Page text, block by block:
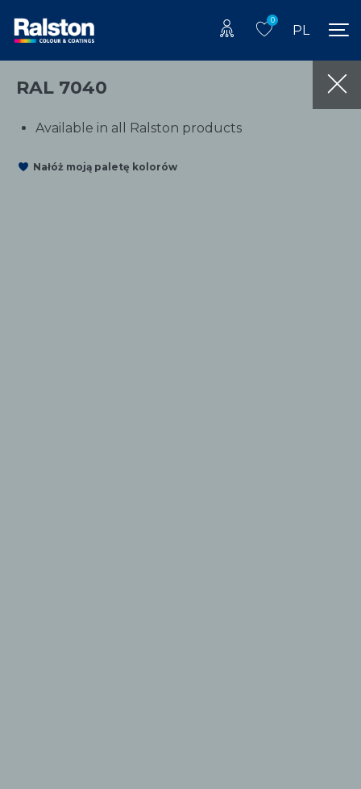
0
PL
RAL 7040
Available in all Ralston products
Nałóż moją paletę kolorów